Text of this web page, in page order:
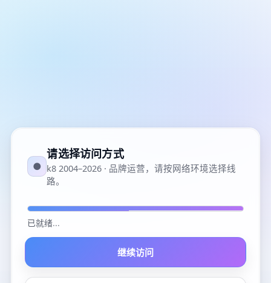
●
请选择访问方式
k8 2004–2026 · 品牌运营，请按网络环境选择线
路。
已就绪...
继续访问